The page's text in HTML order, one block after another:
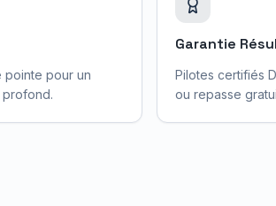
pour un
Garantie
Pilotes certifiés
ou repasse